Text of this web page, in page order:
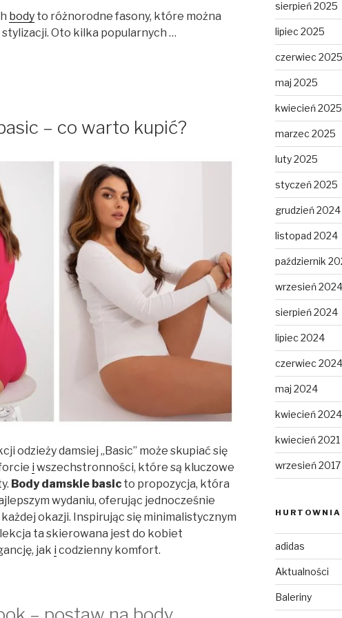
body to różnorodne fasony, które można
Oto kilka popularnych …
– co warto kupić?
odzieży damsiej „Basic” może skupiać się
i wszechstronności, które są kluczowe
Body damskie basic to propozycja, która
wydaniu, oferując jednocześnie
okazji. Inspirując się minimalistycznym
ta skierowana jest do kobiet
jak i codzienny komfort.
sierpień 2025
lipiec 2025
czerwiec 2025
maj 2025
kwiecień 2025
marzec 2025
luty 2025
styczeń 2025
grudzień 2024
listopad 2024
październik
wrzesień 2024
sierpień 2024
lipiec 2024
czerwiec 2024
maj 2024
kwiecień 2024
kwiecień 2021
wrzesień 2017
adidas
Aktualności
Baleriny